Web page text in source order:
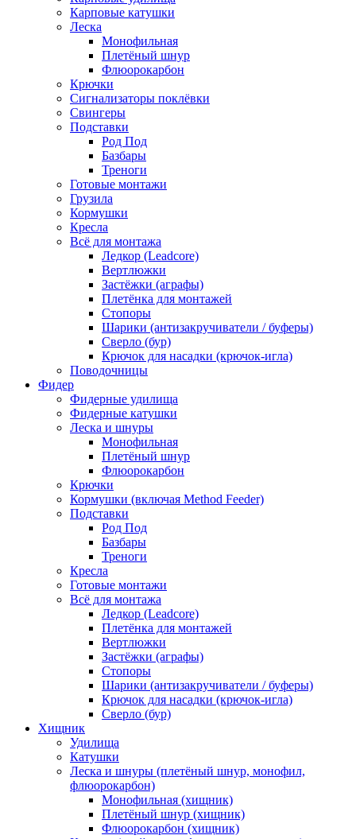
Карповые катушки
Леска
Монофильная
Плетёный шнур
Флюорокарбон
Крючки
Сигнализаторы поклёвки
Свингеры
Подставки
Род Под
Базбары
Треноги
Готовые монтажи
Грузила
Кормушки
Кресла
Всё для монтажа
Ледкор (Leadcore)
Вертлюжки
Застёжки (аграфы)
Плетёнка для монтажей
Стопоры
Шарики (антизакручиватели / буферы)
Сверло (бур)
Крючок для насадки (крючок-игла)
Поводочницы
Фидер
Фидерные удилища
Фидерные катушки
Леска и шнуры
Монофильная
Плетёный шнур
Флюорокарбон
Крючки
Кормушки (включая Method Feeder)
Подставки
Род Под
Базбары
Треноги
Кресла
Готовые монтажи
Всё для монтажа
Ледкор (Leadcore)
Плетёнка для монтажей
Вертлюжки
Застёжки (аграфы)
Стопоры
Шарики (антизакручиватели / буферы)
Крючок для насадки (крючок-игла)
Сверло (бур)
Хищник
Удилища
Катушки
Леска и шнуры (плетёный шнур, монофил,
флюорокарбон)
Монофильная (хищник)
Плетёный шнур (хищник)
Флюорокарбон (хищник)